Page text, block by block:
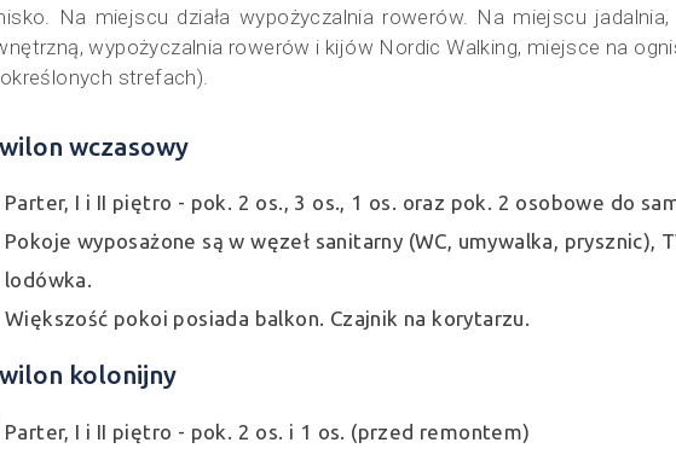
Na miejscu działa wypożyczalnia rowerów. Na miejscu
wypożyczalnia rowerów i kijów Nordic Walking, miejsce na
strefach).
wczasowy
Parter, I i II piętro - pok. 2 os., 3 os., 1 os. oraz pok. 2 osobowe do
Pokoje wyposażone są w węzeł sanitarny (WC, umywalka, prysznic),
lodówka.
Większość pokoi posiada balkon. Czajnik na korytarzu.
kolonijny
Parter, I i II piętro - pok. 2 os. i 1 os. (przed remontem)